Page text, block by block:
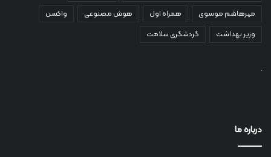
میرهاشم موسوی
همراه اول هوش مصنوعی
واکسن
وزیر بهداشت
گردشگری سلامت
درباره ما